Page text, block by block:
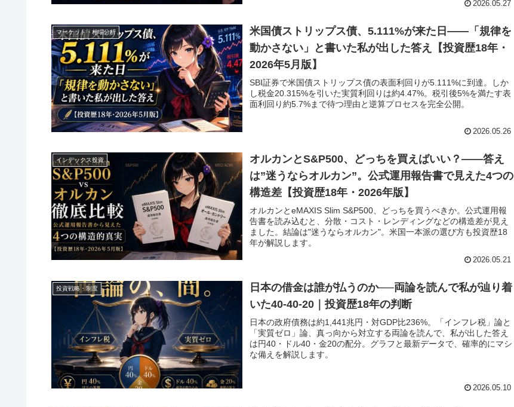
2026.05.27
マーケット・相場分析
米国債ストリップス債、5.111%が来た日——「規律を
動かさない」と書いた私が出した答え【投資歴18年・
2026年5月版】
SBI証券で米国債ストリップス債の表面利回りが5.111%に到達。しか
し税金20.315%を引いた実質利回りは約4.47%。税引後5%を満たす表
面利回り約5.7%まで待つ理由と逆算プロセスを完全公開。
2026.05.26
インデックス投資
オルカンとS&P500、どっちを買えばいい？——答え
は”迷うならオルカン”。公式運用報告書で見えた4つの
構造差【投資歴18年・2026年版】
オルカンとeMAXIS Slim S&P500、どっちを買うべきか。公式運用報
告書を読み込むと、分散・コスト・レンディングなどの構造差が見え
ました。結論は"迷うならオルカン"。米国一本派の選び方も投資歴18
年が解説します。
2026.05.21
投資戦略・制度
日本の借金は誰が払うのか──両論を読んで私が辿り着
いた40-40-20｜投資歴18年の判断
日本の政府債務は約1,441兆円・対GDP比236%。「インフレ税」論と
「実質ゼロ」論、真っ向から対立する両論を読んで、私が出した答え
は円40・ドル40・金20の配分。グラフと最新データで、確率的にマシ
な備えを解説します。
2026.05.10